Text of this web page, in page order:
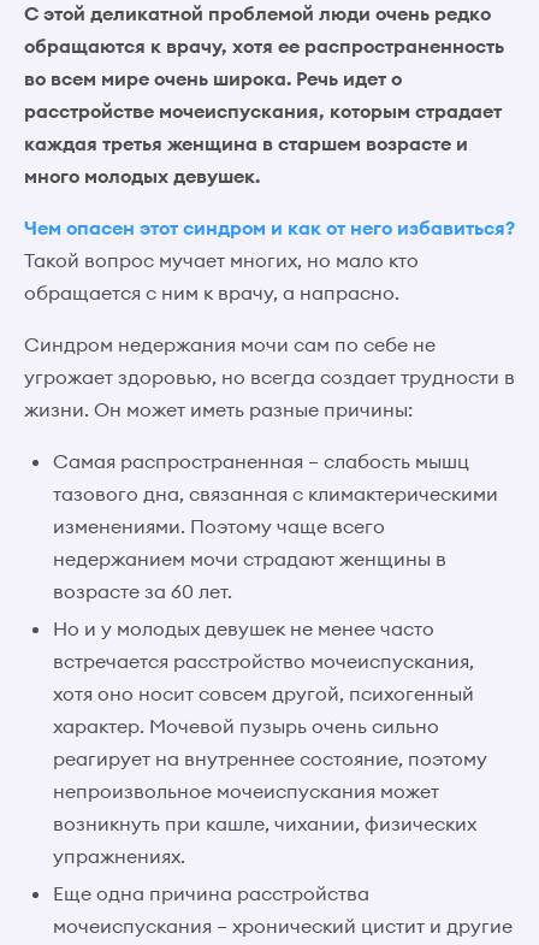
С этой деликатной проблемой люди очень редко
обращаются к врачу, хотя ее распространенность
во всем мире очень широка. Речь идет о
расстройстве мочеиспускания, которым страдает
каждая третья женщина в старшем возрасте и
много молодых девушек.
Чем опасен этот синдром и как от него избавиться?
Такой вопрос мучает многих, но мало кто
обращается с ним к врачу, а напрасно.
Синдром недержания мочи сам по себе не
угрожает здоровью, но всегда создает трудности в
жизни. Он может иметь разные причины:
Самая распространенная – слабость мышц
тазового дна, связанная с климактерическими
изменениями. Поэтому чаще всего
недержанием мочи страдают женщины в
возрасте за 60 лет.
Но и у молодых девушек не менее часто
встречается расстройство мочеиспускания,
хотя оно носит совсем другой, психогенный
характер. Мочевой пузырь очень сильно
реагирует на внутреннее состояние, поэтому
непроизвольное мочеиспускания может
возникнуть при кашле, чихании, физических
упражнениях.
Еще одна причина расстройства
мочеиспускания – хронический цистит и другие